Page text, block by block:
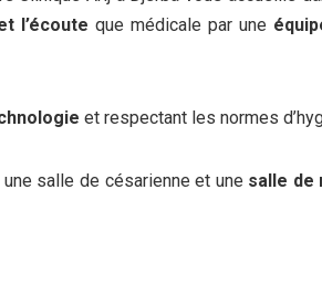
l’écoute que médicale par une
et respectant les normes
salle de césarienne et une salle de